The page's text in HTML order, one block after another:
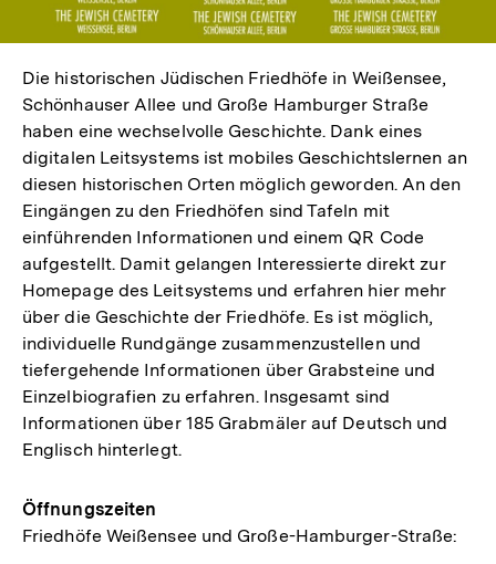
Die historischen Jüdischen Friedhöfe in Weißensee,
Schönhauser Allee und Große Hamburger Straße
haben eine wechselvolle Geschichte. Dank eines
digitalen Leitsystems ist mobiles Geschichtslernen an
diesen historischen Orten möglich geworden. An den
Eingängen zu den Friedhöfen sind Tafeln mit
einführenden Informationen und einem QR Code
aufgestellt. Damit gelangen Interessierte direkt zur
Homepage des Leitsystems und erfahren hier mehr
über die Geschichte der Friedhöfe. Es ist möglich,
individuelle Rundgänge zusammenzustellen und
tiefergehende Informationen über Grabsteine und
Einzelbiografien zu erfahren. Insgesamt sind
Informationen über 185 Grabmäler auf Deutsch und
Englisch hinterlegt.
Öffnungszeiten
Friedhöfe Weißensee und Große-Hamburger-Straße: